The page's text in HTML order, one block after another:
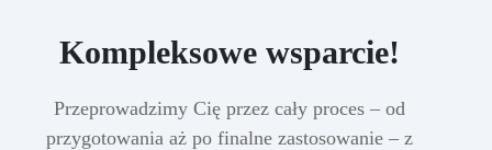
Kompleksowe wsparcie!
Przeprowadzimy Cię przez cały proces – od
przygotowania aż po finalne zastosowanie – z